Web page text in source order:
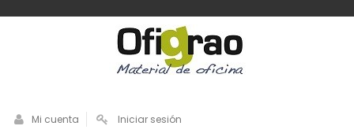
Mi cuenta Iniciar sesión